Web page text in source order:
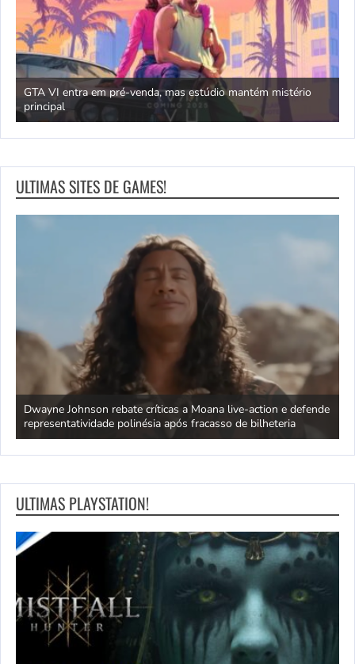
GTA VI entra em pré-venda, mas estúdio mantém mistério
principal
ULTIMAS SITES DE GAMES!
Dwayne Johnson rebate críticas a Moana live-action e defende
representatividade polinésia após fracasso de bilheteria
ULTIMAS PLAYSTATION!